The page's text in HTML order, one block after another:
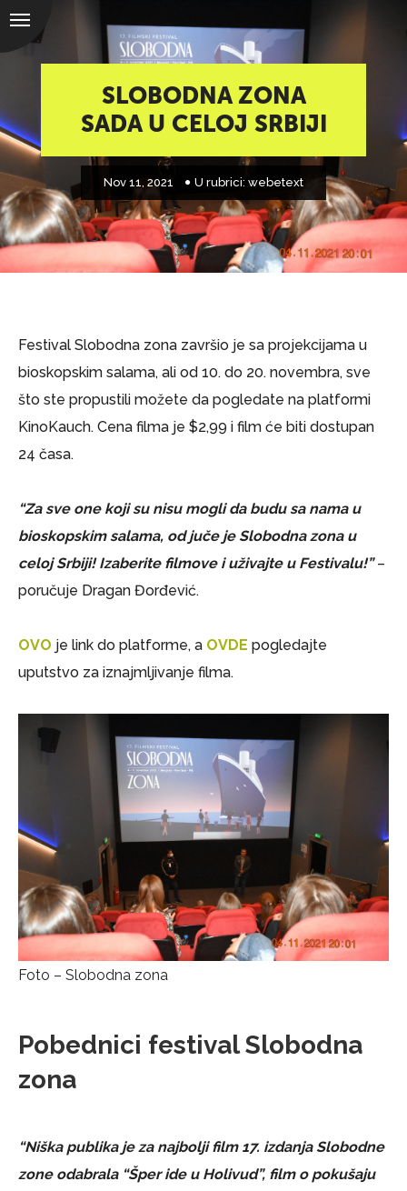
SLOBODNA ZONA
SADA U CELOJ SRBIJI
Nov 11, 2021 U rubrici: webetext
Festival Slobodna zona završio je sa projekcijama u
bioskopskim salama, ali od 10. do 20. novembra, sve
što ste propustili možete da pogledate na platformi
KinoKauch. Cena filma je $2,99 i film će biti dostupan
24 časa.
“Za sve one koji su nisu mogli da budu sa nama u
bioskopskim salama, od juče je Slobodna zona u
celoj Srbiji! Izaberite filmove i uživajte u Festivalu!”–
poručuje Dragan Đorđević.
OVO je link do platforme, a OVDE pogledajte
uputstvo za iznajmljivanje filma.
Foto – Slobodna zona
Pobednici festival Slobodna
zona
“Niška publika je za najbolji film 17. izdanja Slobodne
zone odabrala “Šper ide u Holivud”, film o pokušaju